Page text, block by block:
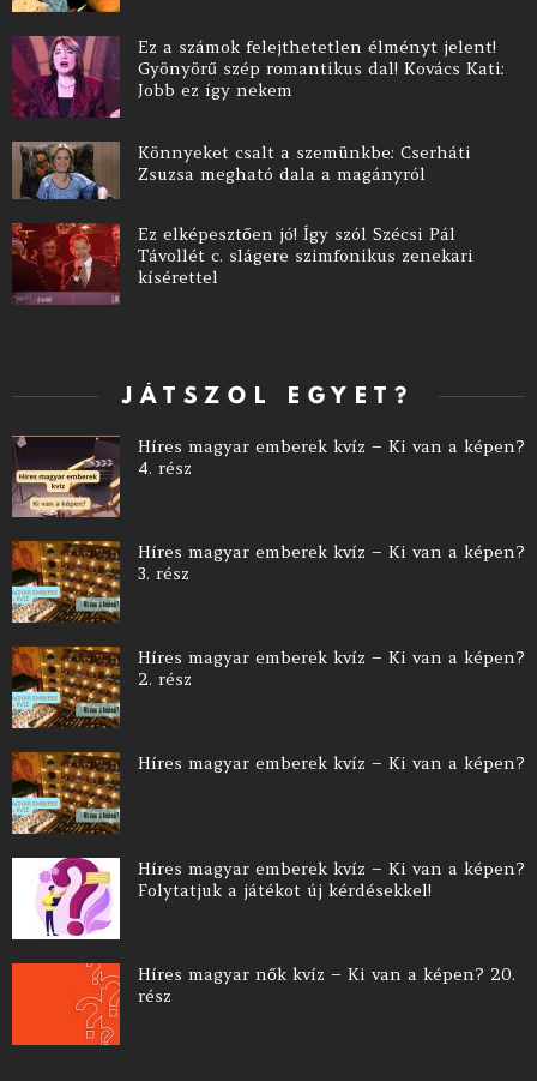
Ez a számok felejthetetlen élményt jelent!
Gyönyörű szép romantikus dal! Kovács Kati:
Jobb ez így nekem
Könnyeket csalt a szemünkbe: Cserháti
Zsuzsa megható dala a magányról
Ez elképesztően jó! Így szól Szécsi Pál
Távollét c. slágere szimfonikus zenekari
kísérettel
JÁTSZOL EGYET?
Híres magyar emberek kvíz – Ki van a képen?
4. rész
Híres magyar emberek kvíz – Ki van a képen?
3. rész
Híres magyar emberek kvíz – Ki van a képen?
2. rész
Híres magyar emberek kvíz – Ki van a képen?
Híres magyar emberek kvíz – Ki van a képen?
Folytatjuk a játékot új kérdésekkel!
Híres magyar nők kvíz – Ki van a képen? 20.
rész